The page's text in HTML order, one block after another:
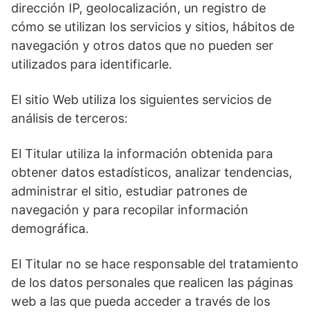
dirección IP, geolocalización, un registro de
cómo se utilizan los servicios y sitios, hábitos de
navegación y otros datos que no pueden ser
utilizados para identificarle.
El sitio Web utiliza los siguientes servicios de
análisis de terceros:
El Titular utiliza la información obtenida para
obtener datos estadísticos, analizar tendencias,
administrar el sitio, estudiar patrones de
navegación y para recopilar información
demográfica.
El Titular no se hace responsable del tratamiento
de los datos personales que realicen las páginas
web a las que pueda acceder a través de los